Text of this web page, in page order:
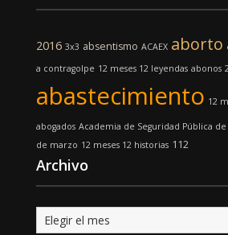
2016 3x3 absentismo ACAEX aborto
a contragolpe 12 meses 12 leyendas abonos
abastecimiento 12
abogados Academia de Seguridad Pública
de marzo 12 meses 12 historias 112
Archivo
Archivo